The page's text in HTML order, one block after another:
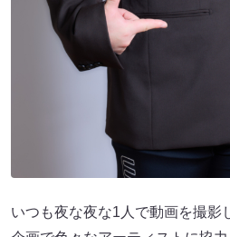
企画で色々なアーティストに協